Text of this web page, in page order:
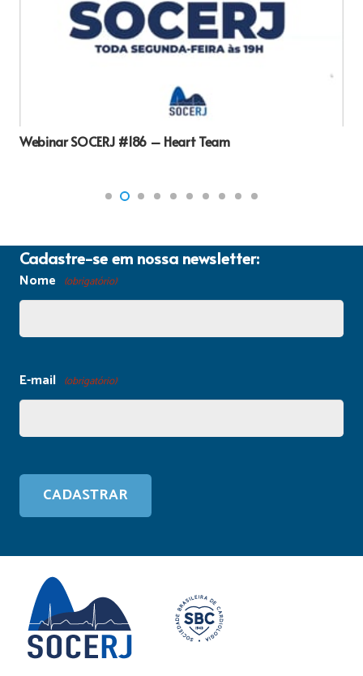
Webinar SOCERJ #186 – Heart Team
Cadastre-se em nossa newsletter:
Nome (obrigatório)
E-mail (obrigatório)